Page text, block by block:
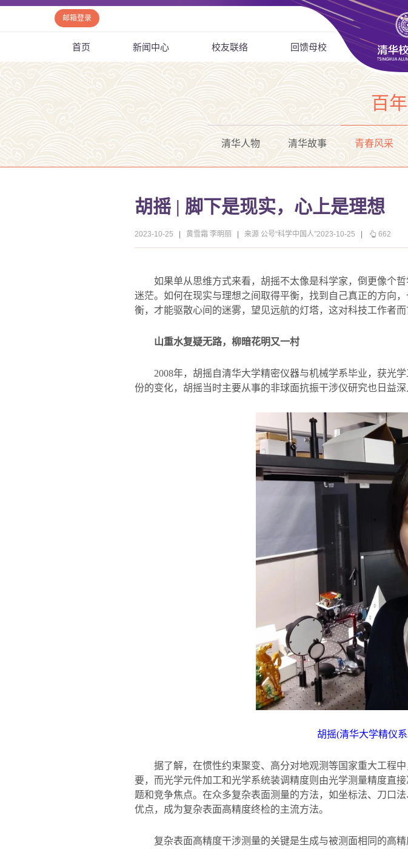
邮箱登录
首页 新闻中心 校友联络 回馈母校
百
清华人物 清华故事 青春风采
胡摇 | 脚下是现实，心上是理想
2023-10-25 黄雪霜 李明丽 来源 公号“科学中国人”2023-10-25 662
如果单从思维方式来看，胡摇不太像是科学家，倒更像个
迷茫。如何在现实与理想之间取得平衡，找到自己真正的方向
衡，才能驱散心间的迷雾，望见远航的灯塔，这对科技工作者而
山重水复疑无路，柳暗花明又一村
2008年，胡摇自清华大学精密仪器与机械学系毕业，获光
份的变化，胡摇当时主要从事的非球面抗振干涉仪研究也日益深
胡摇(清华大学精仪系
据了解，在惯性约束聚变、高分对地观测等国家重大工程
要，而光学元件加工和光学系统装调精度则由光学测量精度直
题和竞争焦点。在众多复杂表面测量的方法，如坐标法、刀口
优点，成为复杂表面高精度终检的主流方法。
复杂表面高精度干涉测量的关键是生成与被测面相同的高